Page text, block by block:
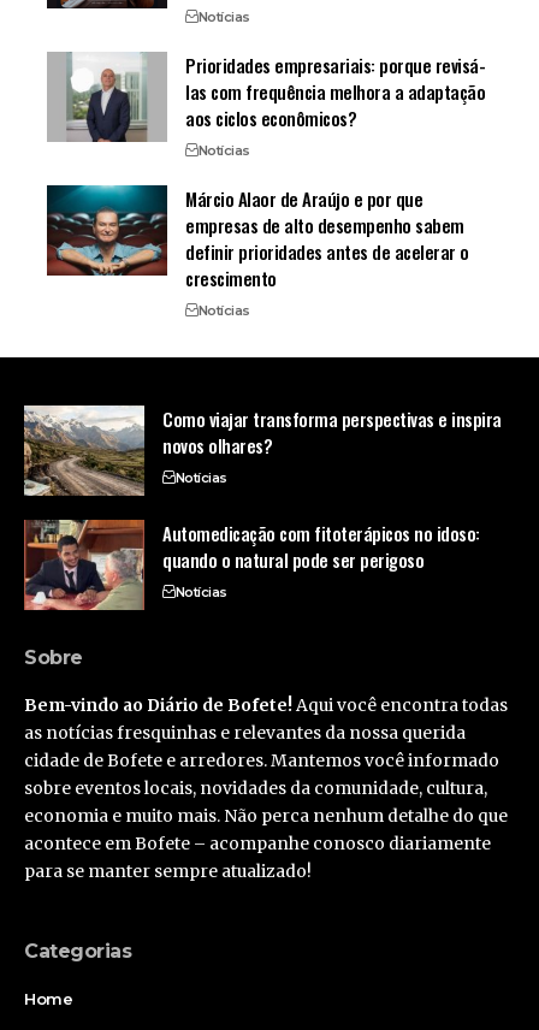
Notícias
Prioridades empresariais: porque revisá-
las com frequência melhora a adaptação
aos ciclos econômicos?
Notícias
Márcio Alaor de Araújo e por que
empresas de alto desempenho sabem
definir prioridades antes de acelerar o
crescimento
Notícias
Como viajar transforma perspectivas e inspira
novos olhares?
Notícias
Automedicação com fitoterápicos no idoso:
quando o natural pode ser perigoso
Notícias
Sobre
Bem-vindo ao Diário de Bofete!Aqui você encontra todas
as notícias fresquinhas e relevantes da nossa querida
cidade de Bofete e arredores. Mantemos você informado
sobre eventos locais, novidades da comunidade, cultura,
economia e muito mais. Não perca nenhum detalhe do que
acontece em Bofete – acompanhe conosco diariamente
para se manter sempre atualizado!
Categorias
Home